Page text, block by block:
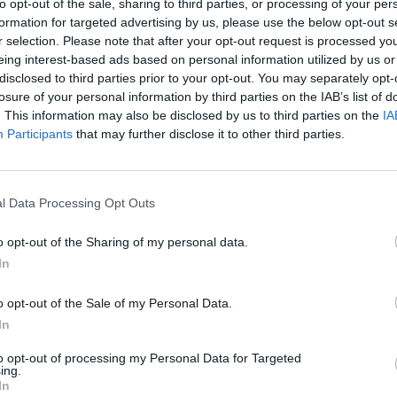
opt-out of the sale, sharing to third parties, or processing of your
for targeted advertising by us, please use the below opt-out
selection. Please note that after your opt-out request is processed
interest-based ads based on personal information utilized by us
to third parties prior to your opt-out. You may separately
of your personal information by third parties on the IAB’s list of
This information may also be disclosed by us to third parties on the
Participants that may further disclose it to other third parties.
Data Processing Opt Outs
opt-out of the Sharing of my personal data.
opt-out of the Sale of my Personal Data.
opt-out of processing my Personal Data for Targeted
una frecuencia ajustada a la demanda de viajeros, que volverán a
con la denominación Servicio Especial Noche de San Juan.
de ellas realizará el recorrido Teatro-Vegueta-Hoya de la
hacia el Cono Sur de la ciudad se detendrá en el Parque
y Plaza Santa Isabel, entre otras paradas intermedias,
Felipe.
especial con destino La Feria-La Paterna partirá desde la
por Juan Carlos I, con parada en el Hospital Negrín,
y el centro comercial La Ballena, antes de finalizar su recorrido
línea especial llegará a la zona de Las Rehoyas, Schamann
Ansite, donde se ubica el cementerio del Puerto, recorrerá las calles
en Miller Bajo, Divina Pastora y Castillo de Mata. Concluirá el
servicio especial, que partirá desde el Auditorio, llegará
Sánchez Peñate hacia el hospital Doctor Negrín, Juan Carlos I y la
diario hasta llegar a la avenida 8 de Marzo, al tiempo que la
en el club Náutico, Intercambiador de Santa Catalina,
del Puerto, tras recorrer parte de la calle La Naval.
la parada del Mercado del Puerto, otro de los enclaves